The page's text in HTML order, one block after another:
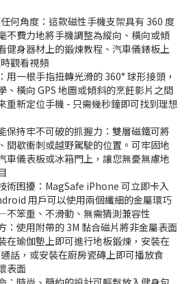
何角度：這款磁性手機支架具有 360 度
不費力地將手機調整為縱向、橫向或傾
健身器材上的鍛煉教程、汽車儀錶板上
觀看視頻
用一根手指扭轉光滑的 360° 球形接頭，
、橫向 GPS 地圖或傾斜的烹飪影片之間
重新定位手機 - 只需幾秒鐘即可找到理想
保持牢不可破的抓握力：雙層磁鐵可將
間歇衝刺或越野駕駛的位置。可牢固地
車儀表板或冰箱門上，讓您無憂無慮地
術困擾：MagSafe iPhone 可立即卡入
用戶可以使用兩個纖細的金屬環巧
笨重、不滑動、無需猜測兼容性
：使用附帶的 3M 黏合磁片將非金屬表面
在瑜伽墊上即可進行地板鍛煉，安裝在
話，或安裝在廚房瓷磚上即可播放食
表面